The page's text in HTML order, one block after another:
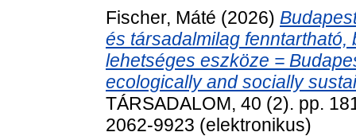
Fischer, Máté (2026)
és társadalmilag
lehetséges eszköze =
ecologically and socially
TÁRSADALOM, 40 (2). pp.
2062-9923 (elektronikus)